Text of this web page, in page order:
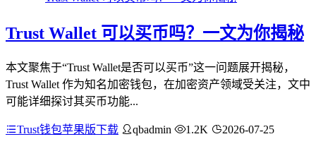
Trust Wallet 可以买币吗？一文为你揭秘
本文聚焦于“Trust Wallet是否可以买币”这一问题展开揭秘，
Trust Wallet 作为知名加密钱包，在加密资产领域受关注，文中
可能详细探讨其买币功能...
Trust钱包苹果版下载 qbadmin 1.2K 2026-07-25